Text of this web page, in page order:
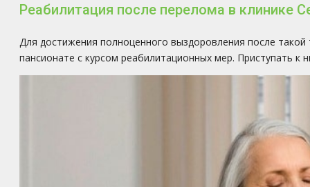
Реабилитация после перелома в клинике
Для достижения полноценного выздоровления после
пансионате с курсом реабилитационных мер. Приступать